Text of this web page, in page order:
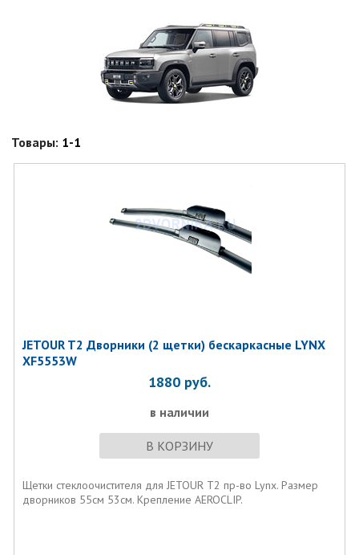
Товары: 1-1
JETOUR T2 Дворники (2 щетки) бескаркасные LYNX
XF5553W
1880 руб.
в наличии
В КОРЗИНУ
Щетки стеклоочистителя для JETOUR T2 пр-во Lynx. Размер
дворников 55см 53см. Крепление AEROCLIP.